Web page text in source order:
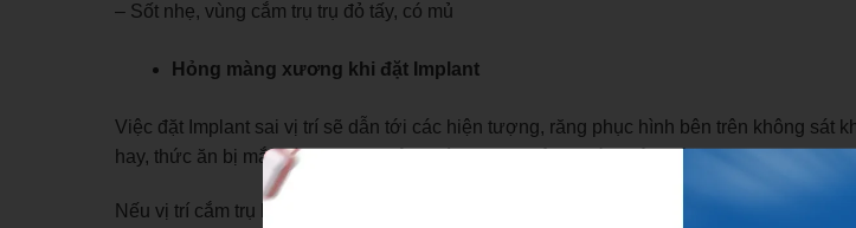
– Sốt nhẹ, vùng cắm trụ trụ đỏ tấy, có mủ
Hỏng màng xương khi đặt Implant
Việc đặt Implant sai vị trí sẽ dẫn tới các hiện tượng, răng phục hình bên trên không sát
hay, thức ăn bị mắc vào kẽ răng gây ra tình trạng viêm nướu, hôi miệng…
Nếu vị trí cắm trụ bị lệch quá nhiều còn khiến cho việc ăn uống khó khăn, lực nhai nếu